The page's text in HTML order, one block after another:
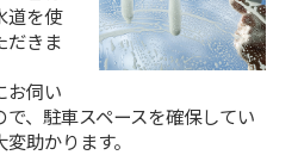
道を使
だきま
お伺い
で、駐車スペースを確保してい
助かります。